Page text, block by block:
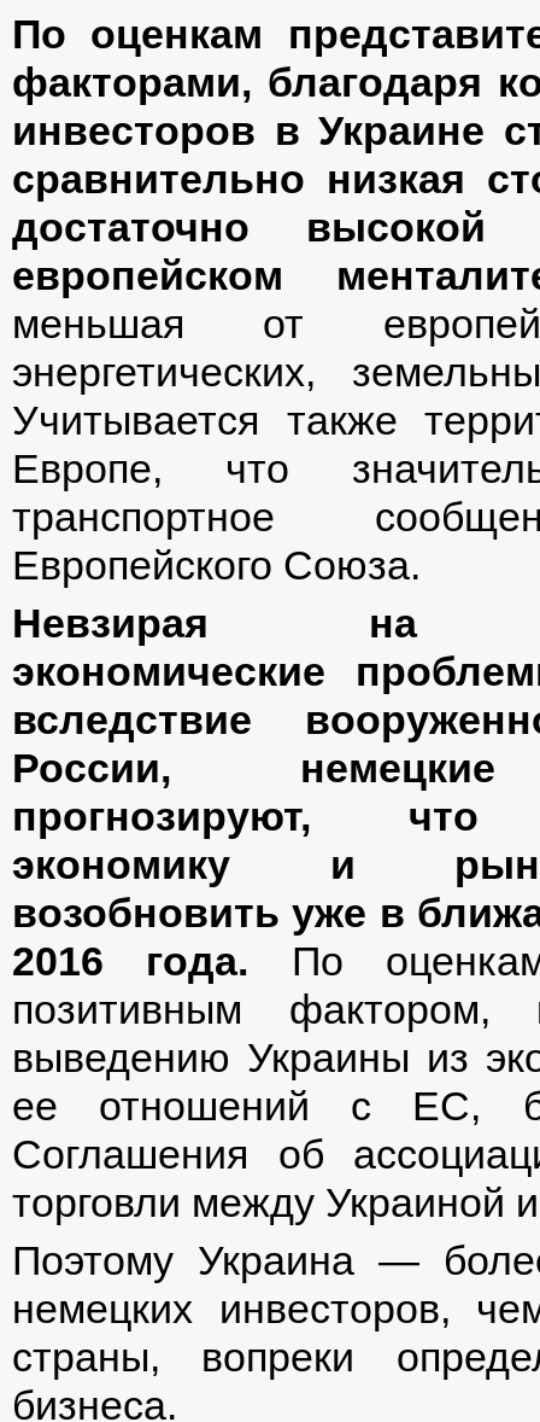
По оценкам
факторами, благодаря
инвесторов в Украине
сравнительно низкая
достаточно
европейском
меньшая от
энергетических,
Учитывается также
Европе, что
транспортное
Европейского Союза.
Невзирая на
экономические
вследствие
России,
прогнозируют, что
экономику и
возобновить уже в
2016 года. По
позитивным фактором,
выведению Украины из
ее отношений с ЕС,
Соглашения об
торговли между Украиной
Поэтому Украина —
немецких инвесторов,
страны, вопреки
бизнеса.